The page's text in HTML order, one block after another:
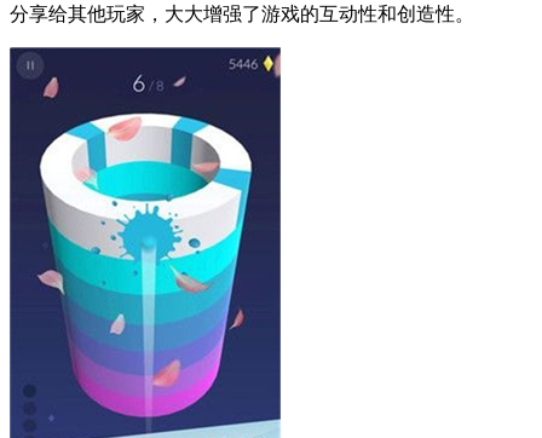
分享给其他玩家，大大增强了游戏的互动性和创造性。